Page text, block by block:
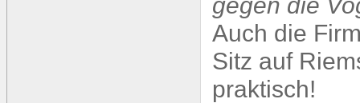
Auch die
Sitz auf
praktisch!